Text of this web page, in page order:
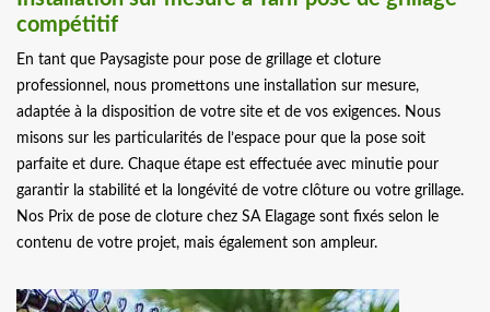
compétitif
En tant que Paysagiste pour pose de grillage et cloture
professionnel, nous promettons une installation sur mesure,
adaptée à la disposition de votre site et de vos exigences. Nous
misons sur les particularités de l’espace pour que la pose soit
parfaite et dure. Chaque étape est effectuée avec minutie pour
garantir la stabilité et la longévité de votre clôture ou votre grillage.
Nos Prix de pose de cloture chez SA Elagage sont fixés selon le
contenu de votre projet, mais également son ampleur.